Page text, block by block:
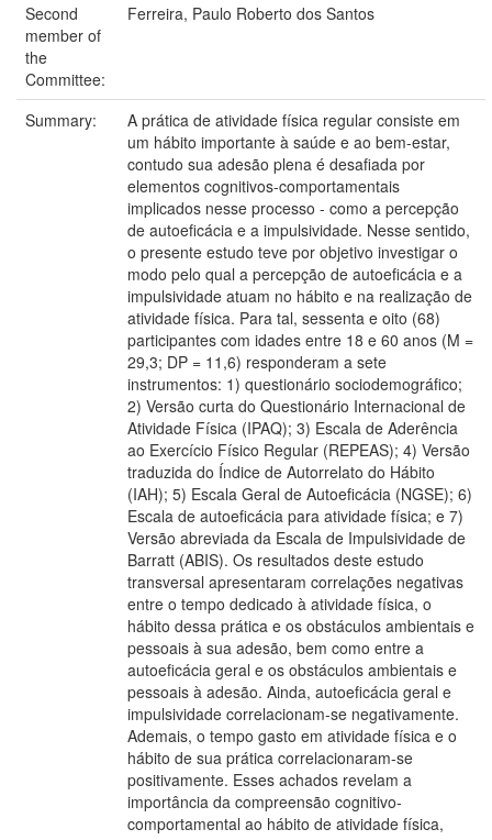
Second
member of
the
Committee:
Ferreira, Paulo Roberto dos Santos
Summary:
A prática de atividade física regular consiste em
um hábito importante à saúde e ao bem-estar,
contudo sua adesão plena é desafiada por
elementos cognitivos-comportamentais
implicados nesse processo - como a percepção
de autoeficácia e a impulsividade. Nesse sentido,
o presente estudo teve por objetivo investigar o
modo pelo qual a percepção de autoeficácia e a
impulsividade atuam no hábito e na realização de
atividade física. Para tal, sessenta e oito (68)
participantes com idades entre 18 e 60 anos (M =
29,3; DP = 11,6) responderam a sete
instrumentos: 1) questionário sociodemográfico;
2) Versão curta do Questionário Internacional de
Atividade Física (IPAQ); 3) Escala de Aderência
ao Exercício Físico Regular (REPEAS); 4) Versão
traduzida do Índice de Autorrelato do Hábito
(IAH); 5) Escala Geral de Autoeficácia (NGSE); 6)
Escala de autoeficácia para atividade física; e 7)
Versão abreviada da Escala de Impulsividade de
Barratt (ABIS). Os resultados deste estudo
transversal apresentaram correlações negativas
entre o tempo dedicado à atividade física, o
hábito dessa prática e os obstáculos ambientais e
pessoais à sua adesão, bem como entre a
autoeficácia geral e os obstáculos ambientais e
pessoais à adesão. Ainda, autoeficácia geral e
impulsividade correlacionam-se negativamente.
Ademais, o tempo gasto em atividade física e o
hábito de sua prática correlacionaram-se
positivamente. Esses achados revelam a
importância da compreensão cognitivo-
comportamental ao hábito de atividade física,